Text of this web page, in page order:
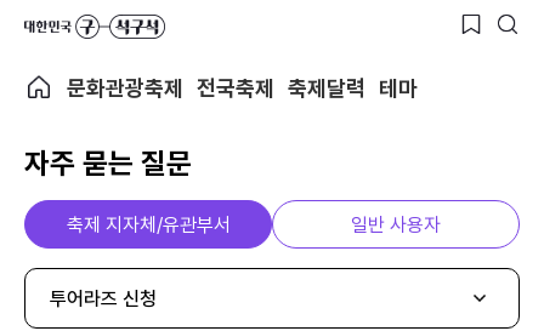
문화관광축제 전국축제 축제달력 테마
자주 묻는 질문
축제 지자체/유관부서 일반 사용자
투어라즈 신청